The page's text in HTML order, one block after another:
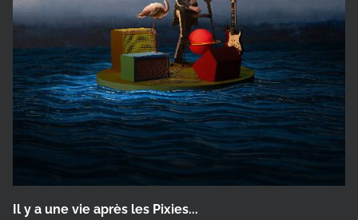
Il y a une vie après les Pixies...